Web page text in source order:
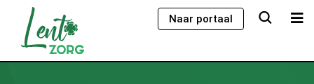
content
Naar portaal